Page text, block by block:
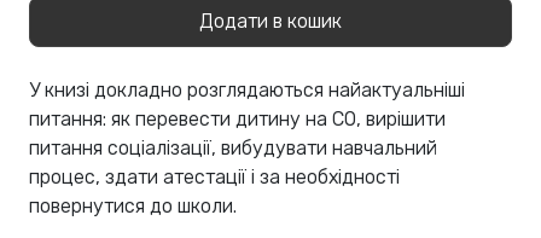
Додати в кошик
У книзі докладно розглядаються найактуальніші
питання: як перевести дитину на СО, вирішити
питання соціалізації, вибудувати навчальний
процес, здати атестації і за необхідності
повернутися до школи.